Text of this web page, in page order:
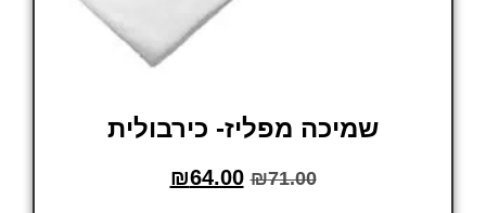
שמיכה מפליז- כירבולית
₪71.00
₪64.00